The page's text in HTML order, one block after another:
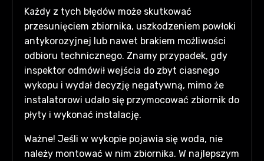
Każdy z tych błędów może skutkować
przesunięciem zbiornika, uszkodzeniem powłoki
antykorozyjnej lub nawet brakiem możliwości
odbioru technicznego. Znamy przypadek, gdy
inspektor odmówił wejścia do zbyt ciasnego
wykopu i wydał decyzję negatywną, mimo że
instalatorowi udało się przymocować zbiornik do
płyty i wykonać instalację.
Ważne! Jeśli w wykopie pojawia się woda, nie
należy montować w nim zbiornika. W najlepszym